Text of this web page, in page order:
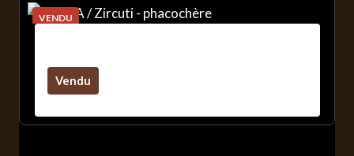
VENDU
Vendu